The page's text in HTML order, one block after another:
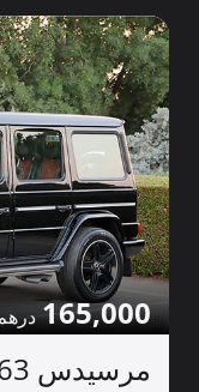
165,000
مرسيدس G63 للبيع